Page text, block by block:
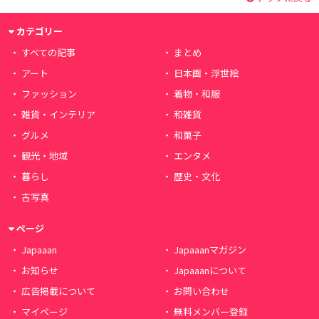
カテゴリー
すべての記事
まとめ
アート
日本画・浮世絵
ファッション
着物・和服
雑貨・インテリア
和雑貨
グルメ
和菓子
観光・地域
エンタメ
暮らし
歴史・文化
古写真
ページ
Japaaan
Japaaanマガジン
お知らせ
Japaaanについて
広告掲載について
お問い合わせ
マイページ
無料メンバー登録